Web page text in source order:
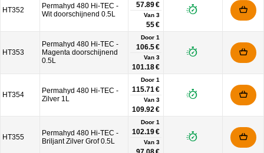
HT352
Permahyd 480 Hi-TEC -
Wit doorschijnend 0.5L
57.89 €
Van 3
55 €
HT353
Permahyd 480 Hi-TEC -
Magenta doorschijnend
0.5L
Door 1
106.5 €
Van 3
101.18 €
HT354
Permahyd 480 Hi-TEC -
Zilver 1L
Door 1
115.71 €
Van 3
109.92 €
HT355
Permahyd 480 Hi-TEC -
Briljant Zilver Grof 0.5L
Door 1
102.19 €
Van 3